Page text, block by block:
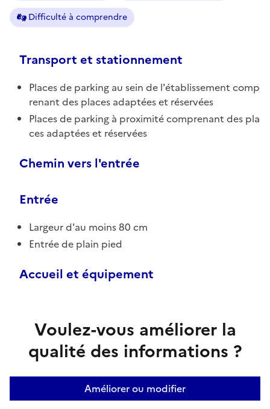
Difficulté à comprendre
Transport et stationnement
Places de parking au sein de l'établissement comp
renant des places adaptées et réservées
Places de parking à proximité comprenant des pla
ces adaptées et réservées
Chemin vers l'entrée
Entrée
Largeur d'au moins 80 cm
Entrée de plain pied
Accueil et équipement
Voulez-vous améliorer la
qualité des informations ?
Améliorer ou modifier